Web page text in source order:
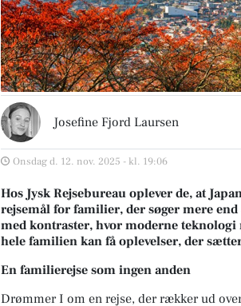
Josefine Fjord Laursen
Onsdag d. 12. nov. 2025 - kl. 19:06
Hos Jysk Rejsebureau oplever de, at
rejsemål for familier, der søger mere
med kontraster, hvor moderne
hele familien kan få oplevelser, der
En familierejse som ingen anden
Drømmer I om en rejse, der rækker ud